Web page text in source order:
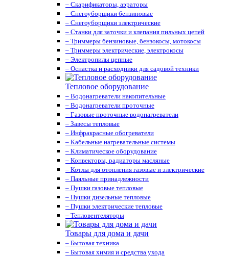
– Скарификаторы, аэраторы
– Снегоуборщики бензиновые
– Снегоуборщики электрические
– Станки для заточки и клепания пильных цепей
– Триммеры бензиновые, бензокосы, мотокосы
– Триммеры электрические, электрокосы
– Электропилы цепные
– Оснастка и расходники для садовой техники
Тепловое оборудование
– Водонагреватели накопительные
– Водонагреватели проточные
– Газовые проточные водонагреватели
– Завесы тепловые
– Инфракрасные обогреватели
– Кабельные нагревательные системы
– Климатическое оборудование
– Конвекторы, радиаторы масляные
– Котлы для отопления газовые и электрические
– Паяльные принадлежности
– Пушки газовые тепловые
– Пушки дизельные тепловые
– Пушки электрические тепловые
– Тепловентеляторы
Товары для дома и дачи
– Бытовая техника
– Бытовая химия и средства ухода